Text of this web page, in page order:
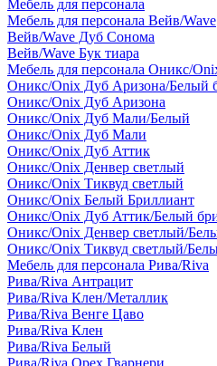
Мебель для персонала
Мебель для персонала Вейв/Wave
Вейв/Wave Дуб Сонома
Вейв/Wave Бук тиара
Мебель для персонала Оникс/
Оникс/Onix Дуб Аризона/Белый
Оникс/Onix Дуб Аризона
Оникс/Onix Дуб Мали/Белый
Оникс/Onix Дуб Мали
Оникс/Onix Дуб Аттик
Оникс/Onix Денвер светлый
Оникс/Onix Тиквуд светлый
Оникс/Onix Белый Бриллиант
Оникс/Onix Дуб Аттик/Белый
Оникс/Onix Денвер светлый/
Оникс/Onix Тиквуд светлый/
Мебель для персонала Рива/Riva
Рива/Riva Антрацит
Рива/Riva Клен/Металлик
Рива/Riva Венге Цаво
Рива/Riva Клен
Рива/Riva Белый
Рива/Riva Орех Гварнери